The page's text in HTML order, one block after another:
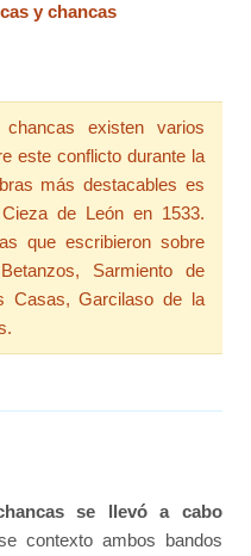
y chancas
existen varios
este conflicto durante la
más destacables es
Cieza de León en 1533.
que escribieron sobre
Sarmiento de
Casas, Garcilaso de la
se llevó a cabo
contexto ambos bandos